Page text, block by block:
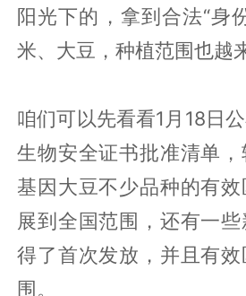
阳光下的，拿到合法“身
米、大豆，种植范围也越
咱们可以先看看1月18日
生物安全证书批准清单
基因大豆不少品种的有
展到全国范围，还有一
得了首次发放，并且有
围。